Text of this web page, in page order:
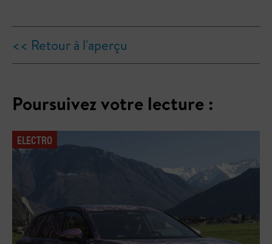
<< Retour à l'aperçu
Poursuivez votre lecture :
ELECTRO